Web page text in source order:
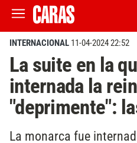
INTERNACIONAL 11-04-2024 22:52
La suite en la
internada la
"deprimente":
La monarca fue